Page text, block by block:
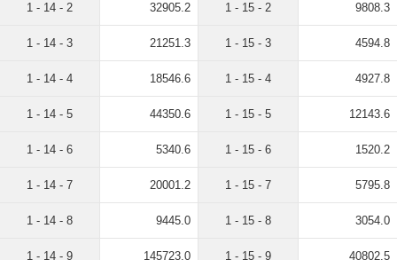
1 - 14 - 2 32905.2
1 - 14 - 3 21251.3
1 - 14 - 4 18546.6
1 - 14 - 5 44350.6
1 - 14 - 6 5340.6
1 - 14 - 7 20001.2
1 - 14 - 8 9445.0
1 - 14 - 9 145723.0
1 - 15 - 2 9808.3
1 - 15 - 3 4594.8
1 - 15 - 4 4927.8
1 - 15 - 5 12143.6
1 - 15 - 6 1520.2
1 - 15 - 7 5795.8
1 - 15 - 8 3054.0
1 - 15 - 9 40802.5